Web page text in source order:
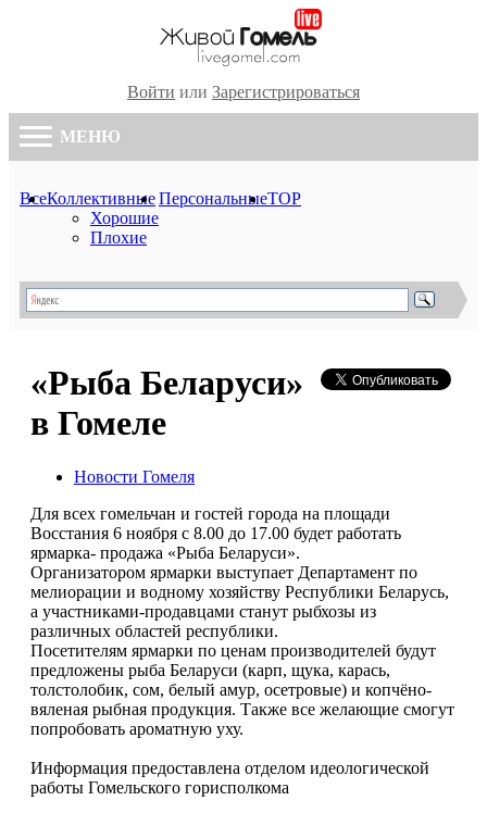
Войти или Зарегистрироваться
МЕНЮ
ВсеКоллективные
Хорошие
Плохие
ПерсональныеTOP
«Рыба Беларуси»
в Гомеле
Новости Гомеля
Для всех гомельчан и гостей города на площади
Восстания 6 ноября с 8.00 до 17.00 будет работать
ярмарка- продажа «Рыба Беларуси».
Организатором ярмарки выступает Департамент по
мелиорации и водному хозяйству Республики Беларусь,
а участниками-продавцами станут рыбхозы из
различных областей республики.
Посетителям ярмарки по ценам производителей будут
предложены рыба Беларуси (карп, щука, карась,
толстолобик, сом, белый амур, осетровые) и копчёно-
вяленая рыбная продукция. Также все желающие смогут
попробовать ароматную уху.
Информация предоставлена отделом идеологической
работы Гомельского горисполкома